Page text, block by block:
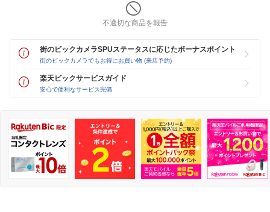
不適切な商品を報告
街のビックカメラSPUステータスに応じたボーナスポイント
街のビックカメラでもお得にお買い物 (来店予約)
楽天ビックサービスガイド
安心で便利なサービス完備